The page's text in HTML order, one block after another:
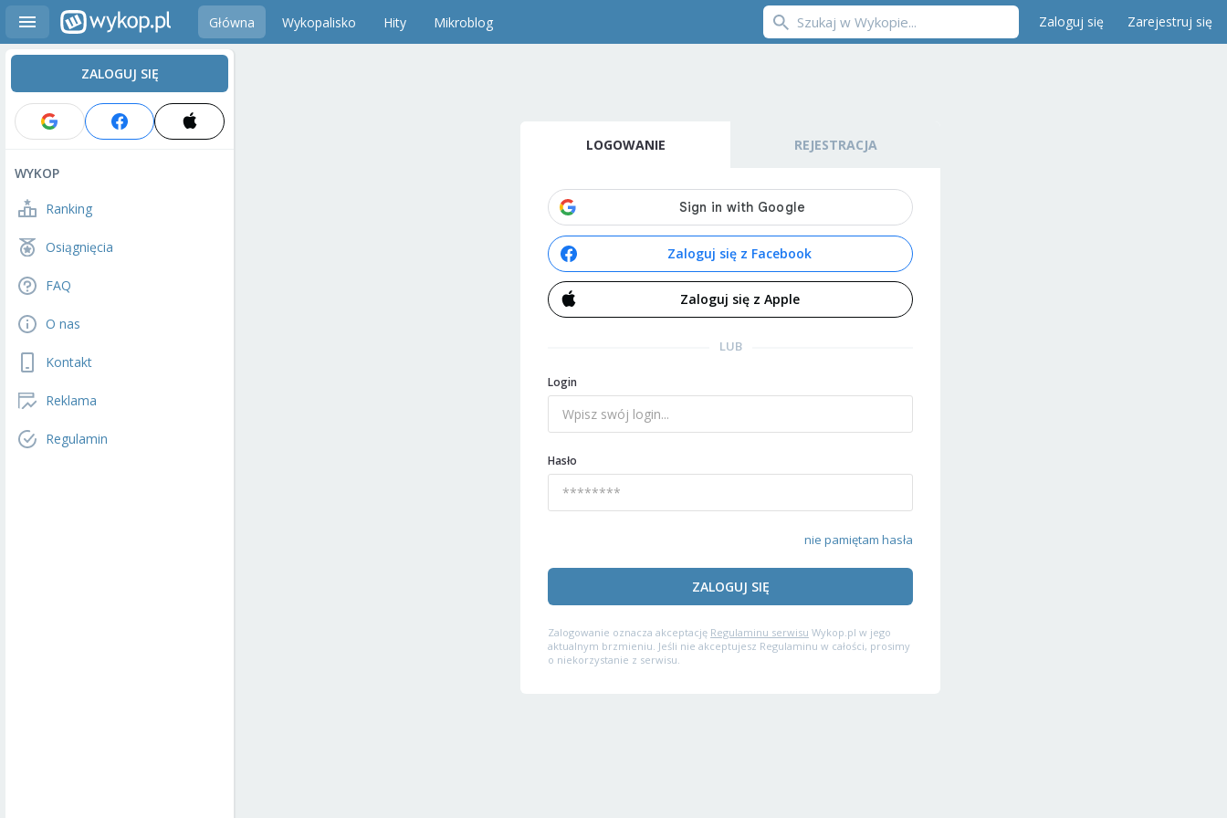
Główna Wykopalisko Hity Mikroblog Zaloguj się Zarejestruj się
ZALOGUJ SIĘ
WYKOP
Ranking
Osiągnięcia
FAQ
O nas
Kontakt
Reklama
Regulamin
LOGOWANIE REJESTRACJA
Zaloguj się z Facebook
Zaloguj się z Apple
LUB
Login
Hasło
nie pamiętam hasła
ZALOGUJ SIĘ
Zalogowanie oznacza akceptację Regulaminu serwisu Wykop.pl w jego
aktualnym brzmieniu. Jeśli nie akceptujesz Regulaminu w całości, prosimy
o niekorzystanie z serwisu.